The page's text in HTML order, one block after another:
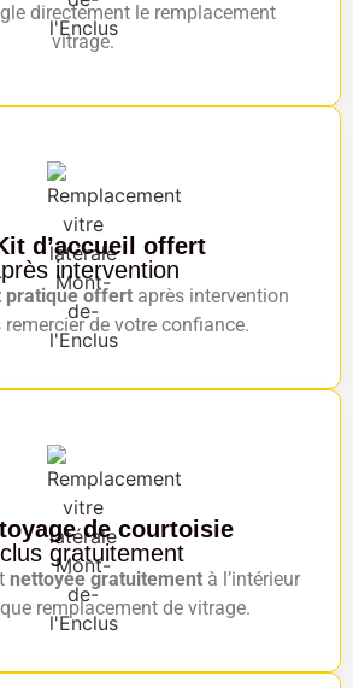
directement le remplacement
vitrage.
d’accueil offert
intervention
pratique offertaprès intervention
de votre confiance.
de courtoisie
gratuitement
nettoyée gratuitementà l’intérieur
remplacement de vitrage.